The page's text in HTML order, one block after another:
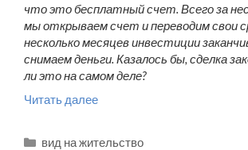
что это бесплатный счет. Всего за
мы открываем счет и переводим свои
несколько месяцев инвестиции
снимаем деньги. Казалось бы, сделка
ли это на самом деле?
Читать далее
Рубрики
вид на жительство